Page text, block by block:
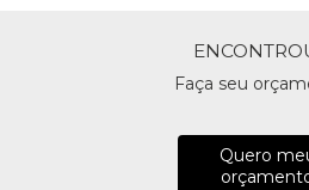
Faça seu
Quero